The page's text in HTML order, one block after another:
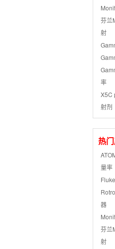
芬兰
射
率
X5C
射剂
热
量率
器
芬兰
射